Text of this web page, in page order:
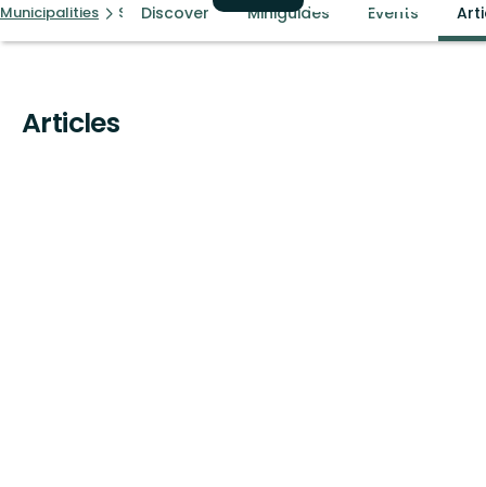
Municipalities SvalövDiscover Miniguides Events
Articles